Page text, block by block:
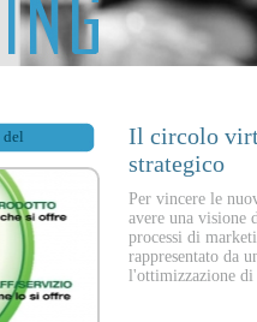
del
Il circolo
strategico
Per vincere le
avere una visione
processi di
rappresentato da
l'ottimizzazione